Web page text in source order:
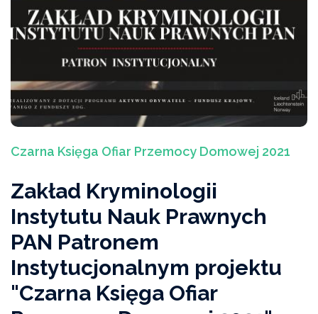
Ekspertyzy, interpelacje, opinie
Bieżący numer
Studium Przeciwdziałania Przemocy Domowej I
stopnia
Wiadomości Niebieskiej Linii
Akcje, konferencje, kampanie
Badania i raporty
Czarna Księga Ofiar Przemocy Domowej 2021
Zakład Kryminologii
Instytutu Nauk Prawnych
PAN Patronem
Instytucjonalnym projektu
"Czarna Księga Ofiar